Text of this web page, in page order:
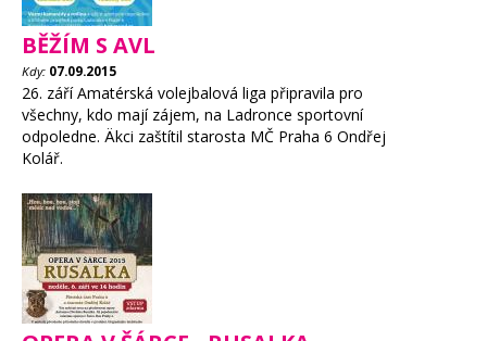
BĚŽÍM S AVL
Kdy: 07.09.2015
26. září Amatérská volejbalová liga připravila pro
všechny, kdo mají zájem, na Ladronce sportovní
odpoledne. Äkci zaštítil starosta MČ Praha 6 Ondřej
Kolář.